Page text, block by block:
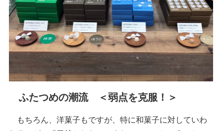
ふたつめの潮流 ＜弱点を克服！＞
もちろん、洋菓子もですが、特に和菓子に対していわ